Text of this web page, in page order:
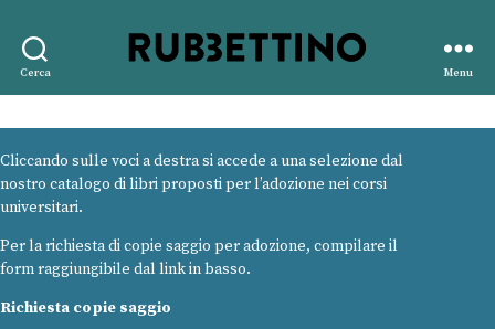
Cerca
editore
Menu
Cliccando sulle voci a destra si accede a una selezione dal
nostro catalogo di libri proposti per l’adozione nei corsi
universitari.
Per la richiesta di copie saggio per adozione, compilare il
form raggiungibile dal link in basso.
Richiesta copie saggio